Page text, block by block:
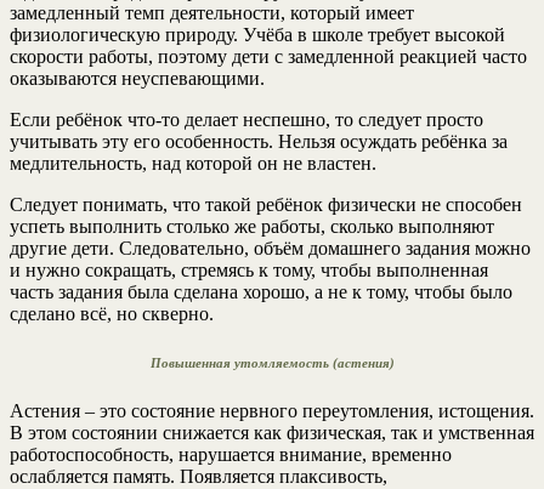
замедленный темп деятельности, который имеет
физиологическую природу. Учёба в школе требует высокой
скорости работы, поэтому дети с замедленной реакцией часто
оказываются неуспевающими.
Если ребёнок что-то делает неспешно, то следует просто
учитывать эту его особенность. Нельзя осуждать ребёнка за
медлительность, над которой он не властен.
Следует понимать, что такой ребёнок физически не способен
успеть выполнить столько же работы, сколько выполняют
другие дети. Следовательно, объём домашнего задания можно
и нужно сокращать, стремясь к тому, чтобы выполненная
часть задания была сделана хорошо, а не к тому, чтобы было
сделано всё, но скверно.
Повышенная утомляемость (астения)
Астения – это состояние нервного переутомления, истощения.
В этом состоянии снижается как физическая, так и умственная
работоспособность, нарушается внимание, временно
ослабляется память. Появляется плаксивость,